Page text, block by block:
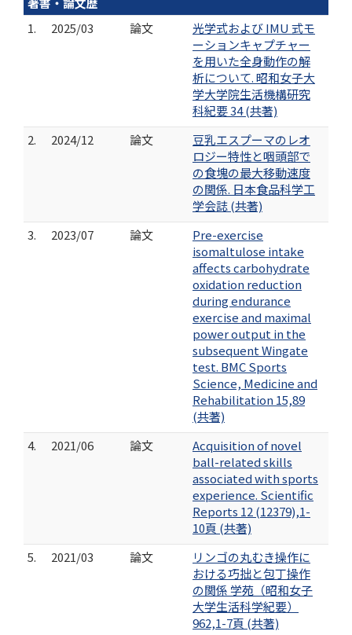
1.
2025/03 論文
光学式および IMU 式モ
ーションキャプチャー
を用いた全身動作の解
析について. 昭和女子大
学大学院生活機構研究
科紀要 34 (共著)
2.
2024/12 論文
豆乳エスプーマのレオ
ロジー特性と咽頭部で
の食塊の最大移動速度
の関係. 日本食品科学工
学会誌 (共著)
3.
2023/07 論文
Pre-exercise
isomaltulose intake
affects carbohydrate
oxidation reduction
during endurance
exercise and maximal
power output in the
subsequent Wingate
test. BMC Sports
Science, Medicine and
Rehabilitation 15,89
(共著)
4.
2021/06 論文
Acquisition of novel
ball-related skills
associated with sports
experience. Scientific
Reports 12 (12379),1-
10頁 (共著)
5.
2021/03 論文
リンゴの丸むき操作に
おける巧拙と包丁操作
の関係 学苑（昭和女子
大学生活科学紀要）
962,1-7頁 (共著)